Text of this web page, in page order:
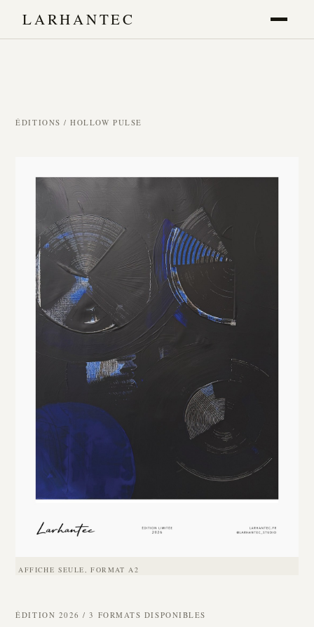
LARHANTEC
ÉDITIONS / HOLLOW PULSE
AFFICHE SEULE, FORMAT A2
ÉDITION 2026 / 3 FORMATS DISPONIBLES